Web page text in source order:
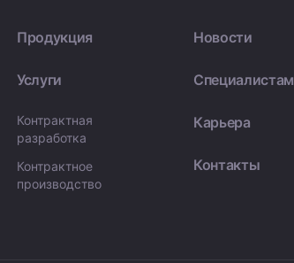
Продукция
Услуги
Контрактная
разработка
Контрактное
производство
Новости
Специалистам
Карьера
Контакты